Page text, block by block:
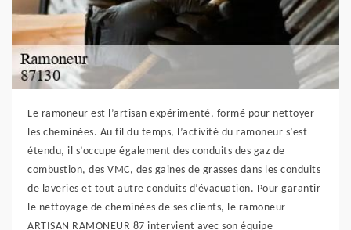
Le ramoneur est l’artisan expérimenté, formé pour nettoyer
les cheminées. Au fil du temps, l’activité du ramoneur s’est
étendu, il s’occupe également des conduits des gaz de
combustion, des VMC, des gaines de grasses dans les conduits
de laveries et tout autre conduits d’évacuation. Pour garantir
le nettoyage de cheminées de ses clients, le ramoneur
ARTISAN RAMONEUR 87 intervient avec son équipe